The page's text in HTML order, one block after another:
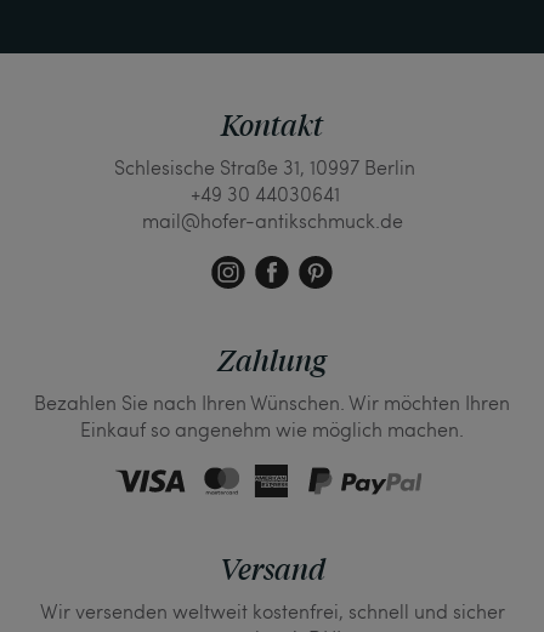
Kontakt
Schlesische Straße 31, 10997 Berlin
+49 30 44030641
mail@hofer-antikschmuck.de
Zahlung
Bezahlen Sie nach Ihren Wünschen. Wir möchten Ihren
Einkauf so angenehm wie möglich machen.
Versand
Wir versenden weltweit kostenfrei, schnell und sicher